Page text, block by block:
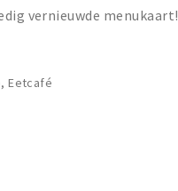
vernieuwde menukaart!
Eetcafé